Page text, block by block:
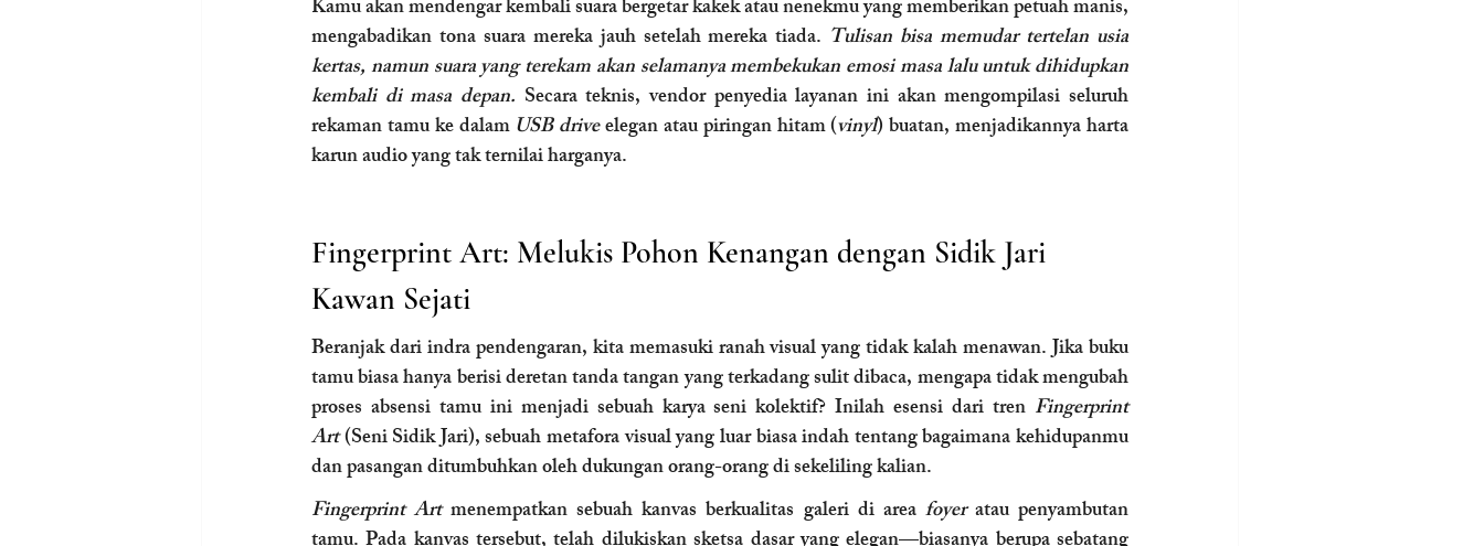
Kamu akan mendengar kembali suara bergetar kakek atau nenekmu yang memberikan petuah manis,
mengabadikan tona suara mereka jauh setelah mereka tiada. Tulisan bisa memudar tertelan usia
kertas, namun suara yang terekam akan selamanya membekukan emosi masa lalu untuk dihidupkan
kembali di masa depan. Secara teknis, vendor penyedia layanan ini akan mengompilasi seluruh
rekaman tamu ke dalam USB drive elegan atau piringan hitam (vinyl) buatan, menjadikannya harta
karun audio yang tak ternilai harganya.
Fingerprint Art: Melukis Pohon Kenangan dengan Sidik Jari
Kawan Sejati
Beranjak dari indra pendengaran, kita memasuki ranah visual yang tidak kalah menawan. Jika buku
tamu biasa hanya berisi deretan tanda tangan yang terkadang sulit dibaca, mengapa tidak mengubah
proses absensi tamu ini menjadi sebuah karya seni kolektif? Inilah esensi dari tren Fingerprint
Art (Seni Sidik Jari), sebuah metafora visual yang luar biasa indah tentang bagaimana kehidupanmu
dan pasangan ditumbuhkan oleh dukungan orang-orang di sekeliling kalian.
Fingerprint Art menempatkan sebuah kanvas berkualitas galeri di area foyer atau penyambutan